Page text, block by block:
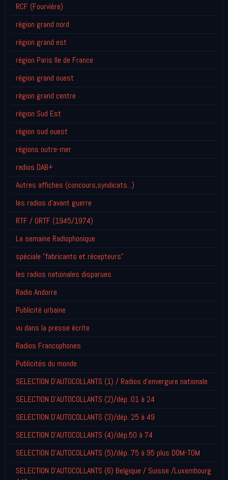
RCF (Fourvière)
région grand nord
région grand est
région Paris Ile de France
région grand ouest
région grand centre
région Sud Est
région sud ouest
régions outre-mer
radios DAB+
Autres affiches (concours,syndicats...)
les radios d'avant guerre
RTF / ORTF (1945/1974)
La semaine Radiophonique
spéciale "fabricants et récepteurs"
les radios nationales disparues
Radio Andorre
Publicité urbaine
vu dans la presse écrite
Radios Francophones
Publicités du monde
SELECTION D'AUTOCOLLANTS (1) / Radios d'envergure nationale
SELECTION D'AUTOCOLLANTS (2)/dép. 01 à 24
SELECTION D'AUTOCOLLANTS (3)/dép. 25 à 49
SELECTION D'AUTOCOLLANTS (4)/dép.50 à 74
SELECTION D'AUTOCOLLANTS (5)/dép. 75 à 95 plus DOM-TOM
SELECTION D'AUTOCOLLANTS (6) Belgique / Suisse /Luxembourg